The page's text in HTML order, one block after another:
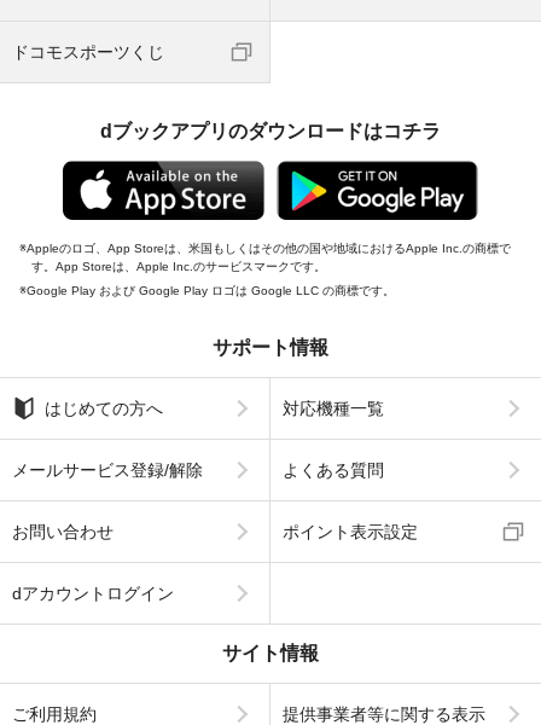
ドコモスポーツくじ
dブックアプリのダウンロードはコチラ
Appleのロゴ、App Storeは、米国もしくはその他の国や地域におけるApple Inc.の商標で
す。App Storeは、Apple Inc.のサービスマークです。
Google Play および Google Play ロゴは Google LLC の商標です。
サポート情報
はじめての方へ 対応機種一覧
メールサービス登録/解除 よくある質問
お問い合わせ ポイント表示設定
dアカウントログイン
サイト情報
ご利用規約 提供事業者等に関する表示